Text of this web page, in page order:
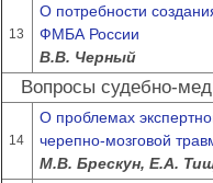
13
О потребности
ФМБА России
В.В. Черный
Вопросы судебно-
14
О проблемах
черепно-мозговой
М.В. Брескун, Е.А.